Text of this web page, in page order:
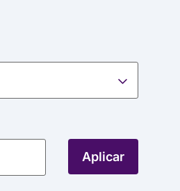
Aplicar